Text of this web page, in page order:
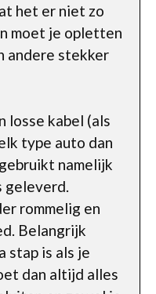
het er niet zo
moet je opletten
andere stekker
losse kabel (als
type auto dan
namelijk
geleverd.
rommelig en
Belangrijk
stap is als je
dan altijd alles